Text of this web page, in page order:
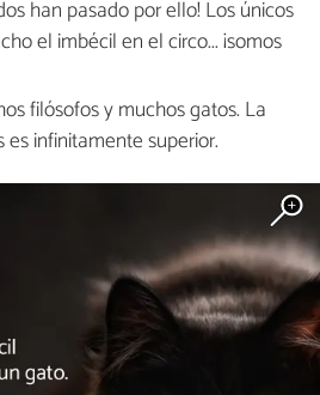
han pasado por ello! Los únicos
el imbécil en el circo... ¡somos
filósofos y muchos gatos. La
infinitamente superior.